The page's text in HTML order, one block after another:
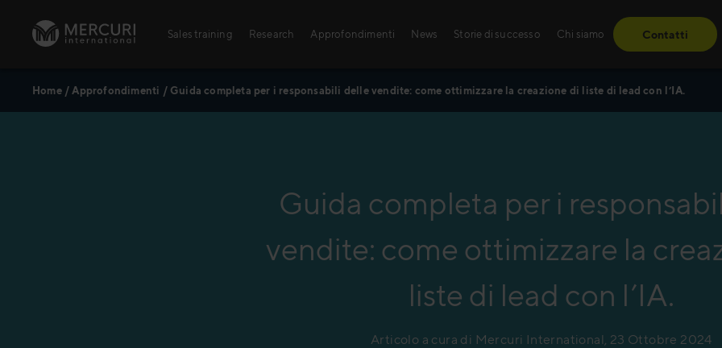
Sales training
Sales training
guidata da istruttori –
apprendimento
adattate alle tue
Research Approfondimenti News Storie di successo
le nostre soluzioni hanno fatto la differenza
Scopri di più
Chi siamo Contatti
Home/Approfondimenti / Guida completa per i responsabili delle vendite: come ottimizzare la creazione di liste di lead con l’IA.
Guida completa per i
vendite: come ottimizzare la
liste di lead con l’IA.
Articolo a cura di Mercuri International, 23 Ottobre 2024